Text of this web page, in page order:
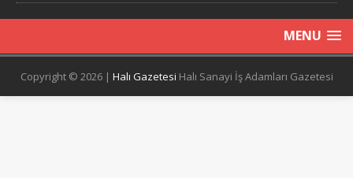
MENU
Copyright © 2026 | Halı Gazetesi Halı Sanayi İş Adamları Gazetesi